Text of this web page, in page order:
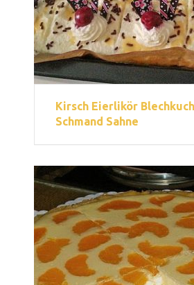
Kirsch Eierlikör
Schmand Sahne